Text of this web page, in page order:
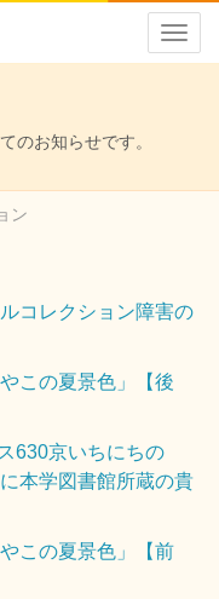
のお知らせです。
ン
コレクション障害の
この夏景色」【後
630京いちにちの
本学図書館所蔵の貴
この夏景色」【前